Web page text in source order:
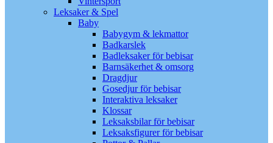
Leksaker & Spel
Baby
Babygym & lekmattor
Badkarslek
Badleksaker för bebisar
Barnsäkerhet & omsorg
Dragdjur
Gosedjur för bebisar
Interaktiva leksaker
Klossar
Leksaksbilar för bebisar
Leksaksfigurer för bebisar